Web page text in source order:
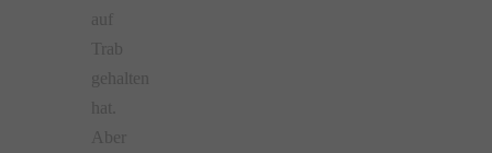
auf
Trab
gehalten
hat.
Aber